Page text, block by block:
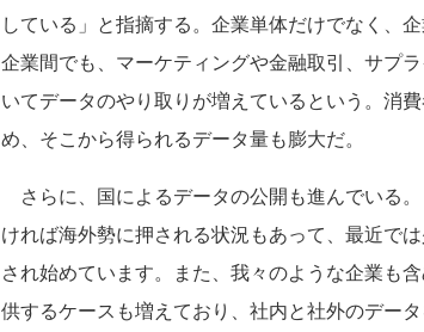
している」と指摘する。企業単体だけでなく、
企業間でも、マーケティングや金融取引、サプ
いてデータのやり取りが増えているという。消
め、そこから得られるデータ量も膨大だ。
さらに、国によるデータの公開も進んでいる
ければ海外勢に押される状況もあって、最近で
され始めています。また、我々のような企業も
供するケースも増えており、社内と社外のデー